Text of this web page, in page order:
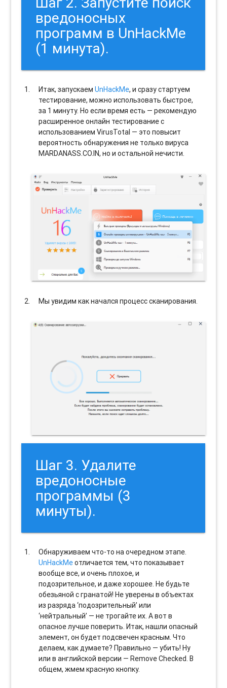
вредоносных
программ в UnHackMe
(1 минута).
Итак, запускаемUnHackMe, и сразу стартуем
тестирование, можно использовать быстрое,
за 1 минуту. Но если время есть — рекомендую
расширенное онлайн тестирование с
использованием VirusTotal — это повысит
вероятность обнаружения не только вируса
MARDANASS.CO.IN, но и остальной нечисти.
Мы увидим как начался процесс сканирования.
Шаг 3. Удалите
вредоносные
программы (3
минуты).
Обнаруживаем что-то на очередном этапе.
UnHackMeотличается тем, что показывает
вообще все, и очень плохое, и
подозрительное, и даже хорошее. Не будьте
обезьяной с гранатой! Не уверены в объектах
из разряда ‘подозрительный’ или
‘нейтральный’ — не трогайте их. А вот в
опасное лучше поверить. Итак, нашли опасный
элемент, он будет подсвечен красным. Что
делаем, как думаете? Правильно — убить! Ну
или в английской версии — Remove Checked. В
общем, жмем красную кнопку.